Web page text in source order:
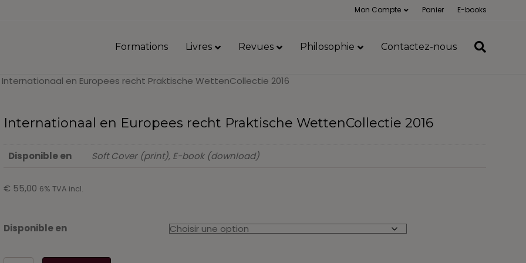
Mon Compte Panier E-books
Formations Livres Revues Philosophie Contactez-nous
en Europees recht Praktische WettenCollectie 2016
Internationaal en Europees recht Praktische WettenCollectie 2016
Disponible en Soft Cover (print), E-book (download)
€ 55,00 6% TVA incl.
Disponible en